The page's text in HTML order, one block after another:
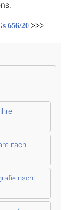
656/20 >>>
nach
nach